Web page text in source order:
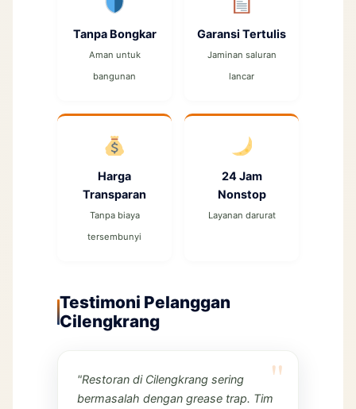
Tanpa Bongkar
Aman untuk
bangunan
Garansi Tertulis
Jaminan saluran
lancar
Harga
Transparan
Tanpa biaya
tersembunyi
24 Jam
Nonstop
Layanan darurat
Testimoni Pelanggan
Cilengkrang
"Restoran di Cilengkrang sering
bermasalah dengan grease trap. Tim